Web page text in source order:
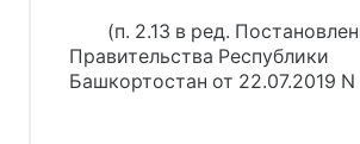
(п. 2.13 в ред.
Правительства Республики
Башкортостан от 22.07.2019 N